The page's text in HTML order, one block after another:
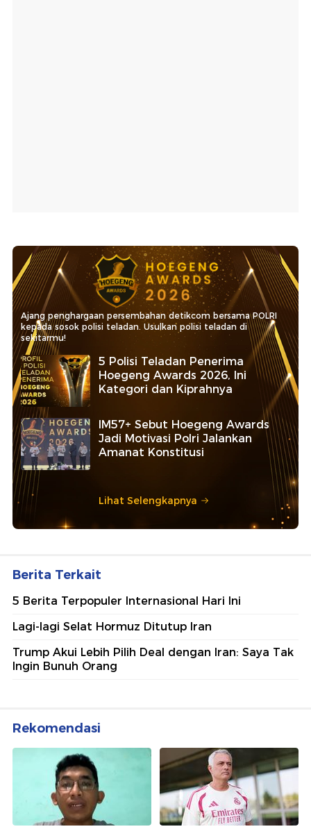
Ajang penghargaan persembahan detikcom bersama POLRI
kepada sosok polisi teladan. Usulkan polisi teladan di
sekitarmu!
5 Polisi Teladan Penerima
Hoegeng Awards 2026, Ini
Kategori dan Kiprahnya
IM57+ Sebut Hoegeng Awards
Jadi Motivasi Polri Jalankan
Amanat Konstitusi
Lihat Selengkapnya
Berita Terkait
5 Berita Terpopuler Internasional Hari Ini
Lagi-lagi Selat Hormuz Ditutup Iran
Trump Akui Lebih Pilih Deal dengan Iran: Saya Tak
Ingin Bunuh Orang
Rekomendasi